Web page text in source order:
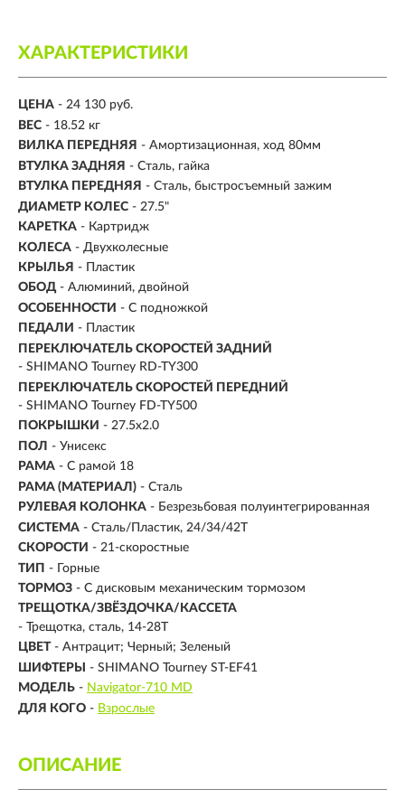
ХАРАКТЕРИСТИКИ
ЦЕНА - 24 130 руб.
ВЕС - 18.52 кг
ВИЛКА ПЕРЕДНЯЯ - Амортизационная, ход 80мм
ВТУЛКА ЗАДНЯЯ - Сталь, гайка
ВТУЛКА ПЕРЕДНЯЯ - Сталь, быстросъемный зажим
ДИАМЕТР КОЛЕС - 27.5"
КАРЕТКА - Картридж
КОЛЕСА - Двухколесные
КРЫЛЬЯ - Пластик
ОБОД - Алюминий, двойной
ОСОБЕННОСТИ - С подножкой
ПЕДАЛИ - Пластик
ПЕРЕКЛЮЧАТЕЛЬ СКОРОСТЕЙ ЗАДНИЙ
- SHIMANO Tourney RD-TY300
ПЕРЕКЛЮЧАТЕЛЬ СКОРОСТЕЙ ПЕРЕДНИЙ
- SHIMANO Tourney FD-TY500
ПОКРЫШКИ - 27.5x2.0
ПОЛ - Унисекс
РАМА - С рамой 18
РАМА (МАТЕРИАЛ) - Сталь
РУЛЕВАЯ КОЛОНКА - Безрезьбовая полуинтегрированная
СИСТЕМА - Сталь/Пластик, 24/34/42Т
СКОРОСТИ - 21-скоростные
ТИП - Горные
ТОРМОЗ - С дисковым механическим тормозом
ТРЕЩОТКА/ЗВЁЗДОЧКА/КАССЕТА
- Трещотка, сталь, 14-28Т
ЦВЕТ - Антрацит; Черный; Зеленый
ШИФТЕРЫ
- SHIMANO Tourney ST-EF41
МОДЕЛЬ - Navigator-710 MD
ДЛЯ КОГО - Взрослые
ОПИСАНИЕ